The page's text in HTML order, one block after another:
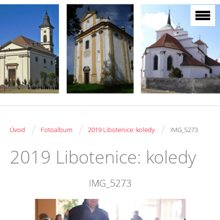
Úvod / Fotoalbum / 2019 Libotenice: koledy / IMG_5273
2019 Libotenice: koledy
IMG_5273